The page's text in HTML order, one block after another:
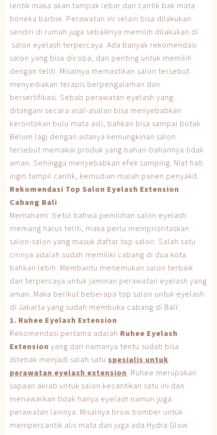
lentik maka akan tampak lebar dan cantik bak mata
boneka barbie. Perawatan ini selain bisa dilakukan
sendiri di rumah juga sebaiknya memilih dilakukan di
salon eyelash terpercaya. Ada banyak rekomendasi
salon yang bisa dicoba, dan penting untuk memilih
dengan teliti. Misalnya memastikan salon tersebut
menyediakan terapis berpengalaman dan
bersertifikasi. Sebab perawatan eyelash yang
ditangani secara asal-asalan bisa menyebabkan
kerontokan bulu mata asli, bahkan bisa sampai botak.
Belum lagi dengan adanya kemungkinan salon
tersebut memakai produk yang bahan-bahannya tidak
aman. Sehingga menyebabkan efek samping. Niat hati
ingin tampil cantik, kemudian malah panen penyakit.
Rekomendasi Top Salon Eyelash Extension
Cabang Bali
Memahami betul bahwa pemilihan salon eyelash
memang harus teliti, maka perlu memprioritaskan
salon-salon yang masuk daftar top salon. Salah satu
cirinya adalah sudah memiliki cabang di dua kota
bahkan lebih. Membantu menemukan salon terbaik
dan terpercaya untuk jaminan perawatan eyelash yang
aman. Maka berikut beberapa top salon untuk eyelash
di Jakarta yang sudah membuka cabang di Bali:
1. Ruhee Eyelash Extension
Rekomendasi pertama adalah Ruhee Eyelash
Extension yang dari namanya tentu sudah bisa
ditebak menjadi salah satu spesialis untuk
perawatan eyelash extension. Ruhee merupakan
sapaan akrab untuk salon kecantikan satu ini dan
menawarkan tidak hanya eyelash namun juga
perawatan lainnya. Misalnya brow bomber untuk
mempercantik alis mata dan juga ada Hydra Glow